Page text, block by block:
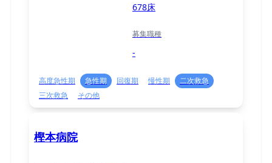
678床
募集職種
-
高度急性期 急性期 回復期 慢性期
二次救急
三次救急
その他
樫本病院